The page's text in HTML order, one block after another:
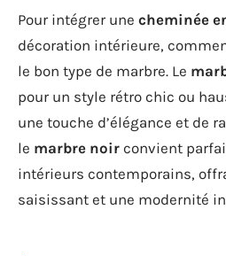
Pour intégrer une cheminée
décoration intérieure,
le bon type de marbre. Le
pour un style rétro chic ou
une touche d’élégance et de
le marbre noir convient
intérieurs contemporains,
saisissant et une modernité